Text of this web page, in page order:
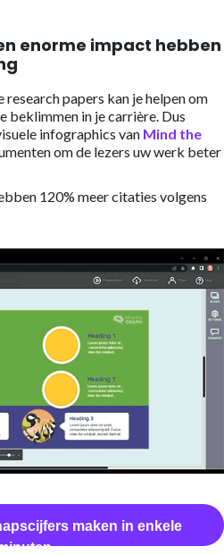
enorme impact hebben
papers kan je helpen om
beklimmen in je carrière. Dus
infographics van Mind the
om de lezers uw werk beter
120% meer citaties volgens
maken in enkele